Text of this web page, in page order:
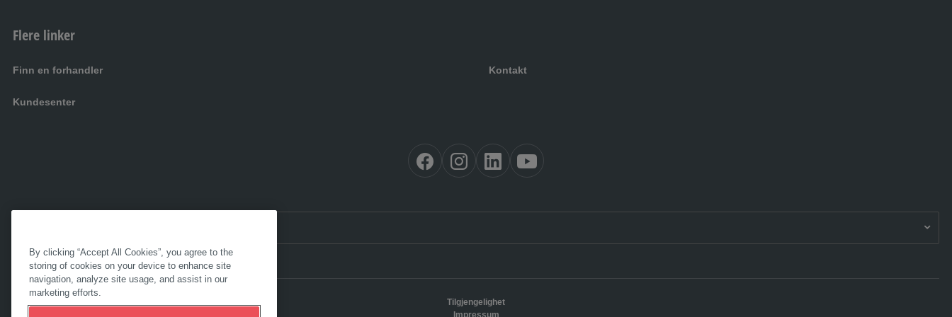
Flere linker
Finn en forhandler Kontakt
Kundesenter
Tilgjengelighet
Impressum
By clicking “Accept All Cookies”, you agree to the
storing of cookies on your device to enhance site
navigation, analyze site usage, and assist in our
marketing efforts.